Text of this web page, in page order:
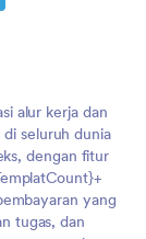
alur kerja dan
seluruh dunia
dengan fitur
yang
tugas, dan